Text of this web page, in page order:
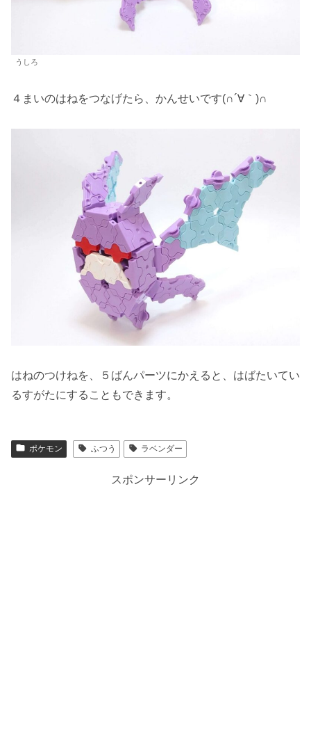
うしろ
４まいのはねをつなげたら、かんせいです(∩´∀｀)∩
はねのつけねを、５ばんパーツにかえると、はばたいてい
るすがたにすることもできます。
ポケモン ふつう ラベンダー
スポンサーリンク